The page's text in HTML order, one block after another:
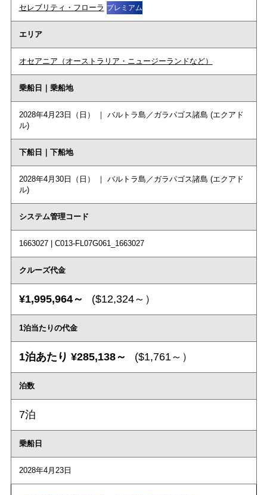
セレブリティ・フローラ プレミアム
エリア
オセアニア（オーストラリア・ニュージーランドなど）
乗船日｜乗船地
2028年4月23日（日） ｜ バルトラ島／ガラパゴス諸島 (エクアド
ル)
下船日｜下船地
2028年4月30日（日） ｜ バルトラ島／ガラパゴス諸島 (エクアド
ル)
システム管理コード
1663027 | C013-FL07G061_1663027
クルーズ代金
¥1,995,964～ ($12,324～）
1泊当たりの代金
1泊あたり ¥285,138～ ($1,761～）
泊数
7泊
乗船日
2028年4月23日